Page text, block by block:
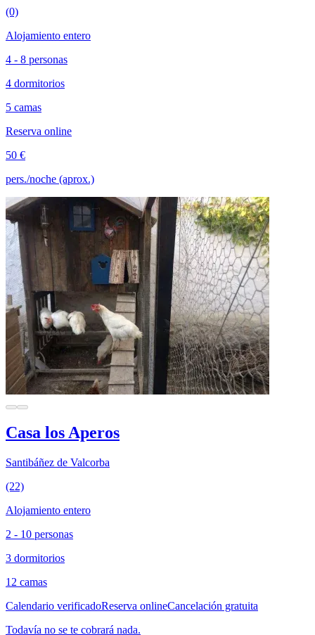
(0)
Alojamiento entero
4 - 8 personas
4 dormitorios
5 camas
Reserva online
50 €
pers./noche (aprox.)
Casa los Aperos
Santibáñez de Valcorba
(22)
Alojamiento entero
2 - 10 personas
3 dormitorios
12 camas
Calendario verificadoReserva onlineCancelación gratuita
Todavía no se te cobrará nada.